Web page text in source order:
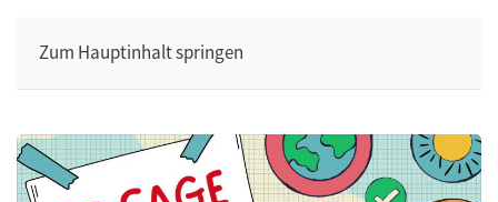
Zum Hauptinhalt springen